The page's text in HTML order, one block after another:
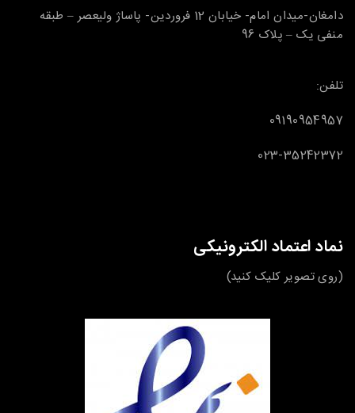
دامغان-میدان امام- خیابان 12 فروردین- پاساژ ولیعصر – طبقه
منفی یک – پلاک 96
تلفن:
09190954957
023-35242372
نماد اعتماد الکترونیکی
(روی تصویر کلیک کنید)